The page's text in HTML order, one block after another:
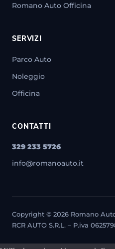
Romano Auto Officina
SERVIZI
Parco Auto
Noleggio
Officina
CONTATTI
329 233 5726
info@romanoauto.it
Copyright © 2026 Romano
RCR AUTO S.R.L. – P.iva